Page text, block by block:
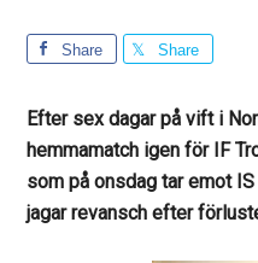
Share Share
Efter sex dagar på vift i
hemmamatch igen för IF
som på onsdag tar emot
jagar revansch efter